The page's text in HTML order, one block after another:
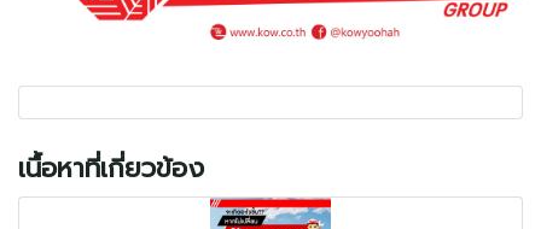
เนื้อหาที่เกี่ยวข้อง